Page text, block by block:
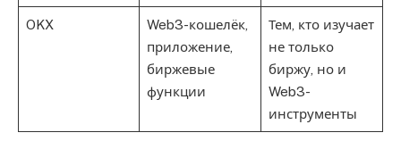
OKX
Web3-кошелёк,
приложение,
биржевые
функции
Тем, кто изучает
не только
биржу, но и
Web3-
инструменты